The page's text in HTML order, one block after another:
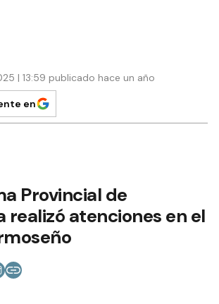
| 13:59 publicado hace un año
en
Provincial de
realizó atenciones en el